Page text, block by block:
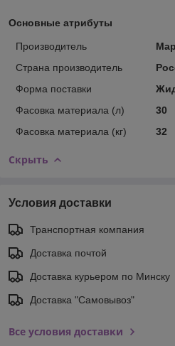
Основные атрибуты
Производитель
Страна производитель
Форма поставки
Фасовка материала (л)
30
Фасовка материала (кг)
32
Скрыть
Условия доставки
Транспортная компания
Доставка почтой
Доставка курьером по Минску
Доставка "Самовывоз"
Все условия доставки